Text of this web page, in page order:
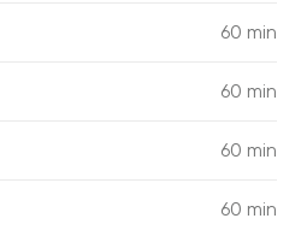
60 min
60 min
60 min
60 min